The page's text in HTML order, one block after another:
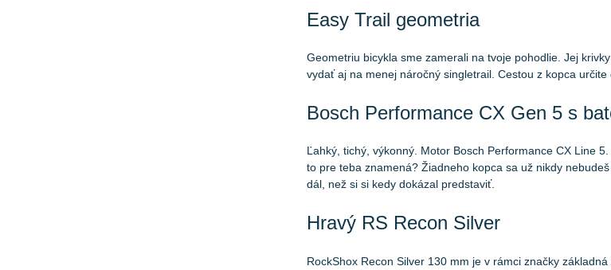
Easy Trail geometria
Geometriu bicykla sme zamerali na tvoje pohodlie. Jej
vydať aj na menej náročný singletrail. Cestou z kopca
Bosch Performance CX Gen 5 s
Ľahký, tichý, výkonný. Motor Bosch Performance CX Line
to pre teba znamená? Žiadneho kopca sa už nikdy
dál, než si si kedy dokázal predstaviť.
Hravý RS Recon Silver
RockShox Recon Silver 130 mm je v rámci značky